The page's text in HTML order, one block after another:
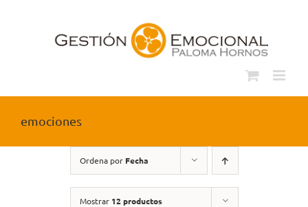
emociones
Ordena por Fecha
Mostrar 12 productos